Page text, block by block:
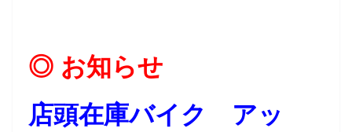
◎ お知らせ
店頭在庫バイク アッ